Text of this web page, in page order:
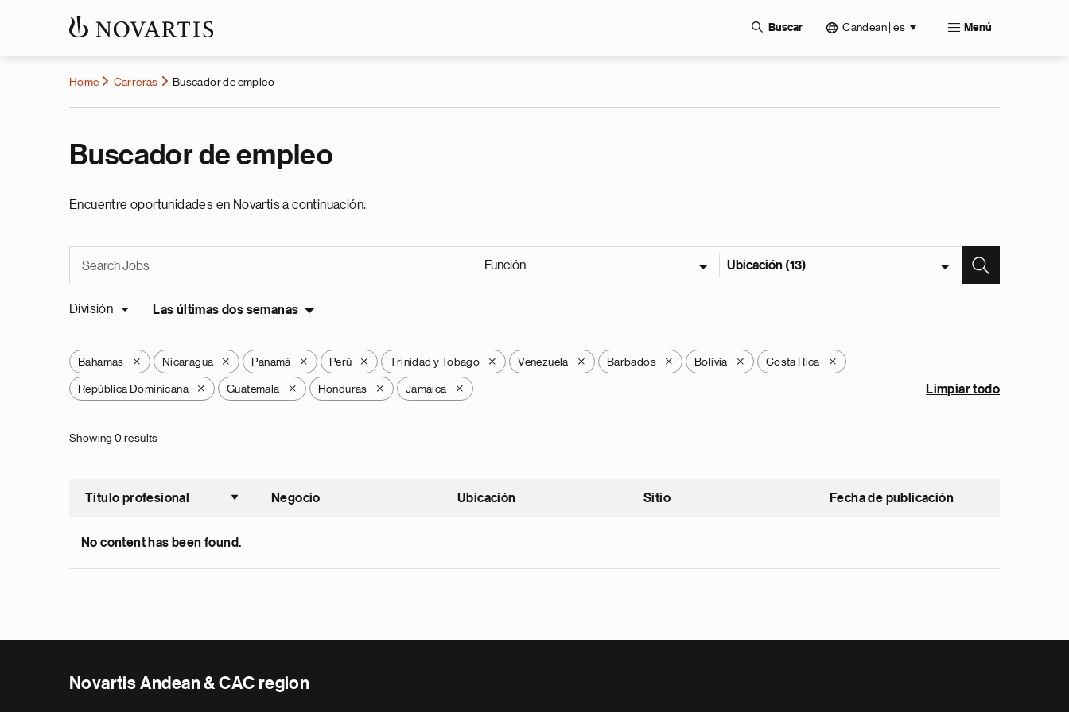
Buscar Candean | es Menú
Home Carreras Buscador de empleo
Buscador de empleo
Encuentre oportunidades en Novartis a continuación.
Función Ubicación (13)
División Las últimas dos semanas
Bahamas X Nicaragua X Panamá X Perú X Trinidad y Tobago X Venezuela X Barbados X Bolivia X Costa Rica X
República Dominicana X Guatemala X Honduras X Jamaica X Limpiar todo
Showing 0 results
Título profesional
Ordenar ascendente
Negocio Ubicación Sitio Fecha de publicación
No content has been found.
Novartis Andean & CAC region